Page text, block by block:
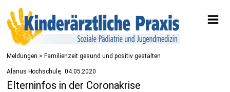
Meldungen > Familienzeit gesund und positiv gestalten
Alanus Hochschule 04.05.2020
Elterninfos in der Coronakrise